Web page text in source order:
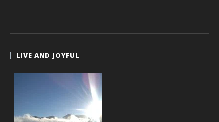
LIVE AND JOYFUL